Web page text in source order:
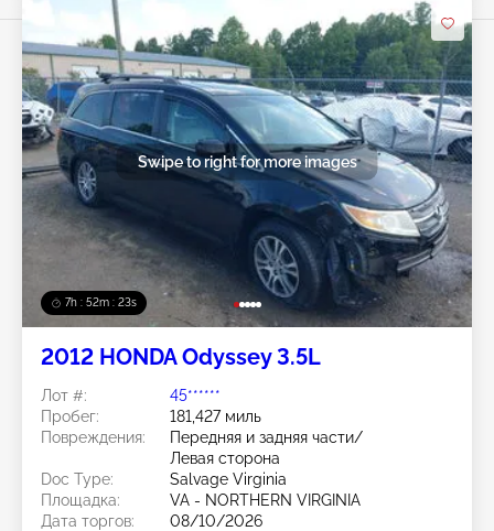
7h : 52m : 20s
Swipe to right for more images
2012 HONDA Odyssey 3.5L
Лот #:
45******
Пробег:
181,427 миль
Повреждения:
Передняя и задняя части/
Левая сторона
Doc Type:
Salvage Virginia
Площадка:
VA - NORTHERN VIRGINIA
Дата торгов:
08/10/2026